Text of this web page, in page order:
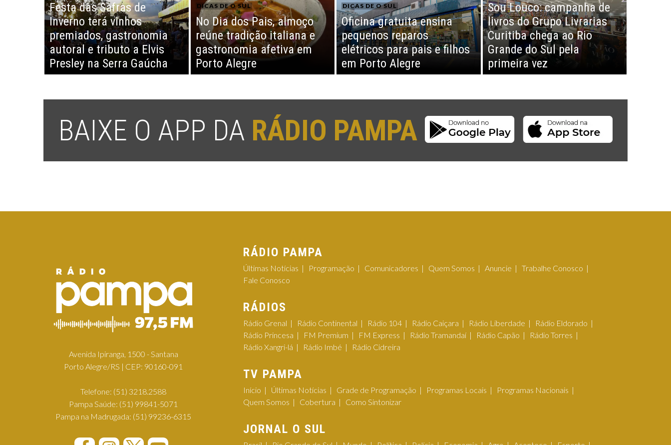
Festa das Safras de
Inverno terá vinhos
premiados, gastronomia
autoral e tributo a Elvis
Presley na Serra Gaúcha
DICAS DE O SUL
No Dia dos Pais, almoço
reúne tradição italiana e
gastronomia afetiva em
Porto Alegre
DICAS DE O SUL
Oficina gratuita ensina
pequenos reparos
elétricos para pais e filhos
em Porto Alegre
Sou Louco: campanha de
livros do Grupo Livrarias
Curitiba chega ao Rio
Grande do Sul pela
primeira vez
BAIXE O APP DA RÁDIO PAMPA
Avenida Ipiranga, 1500 - Santana
Porto Alegre/RS | CEP: 90160-091
Telefone: (51) 3218.2588
Pampa Saúde: (51) 99841-5071
Pampa na Madrugada: (51) 99236-6315
RÁDIO PAMPA
Últimas Notícias Programação Comunicadores Quem Somos Anuncie
Trabalhe Conosco
Fale Conosco
RÁDIOS
Rádio Grenal Rádio Continental Rádio 104 Rádio Caiçara Rádio Liberdade
Rádio Eldorado
Rádio Princesa
FM Premium FM Express Rádio Tramandaí Rádio Capão
Rádio Torres
Rádio Xangri-lá
Rádio Imbé Rádio Cidreira
TV PAMPA
Início Últimas Notícias Grade de Programação Programas Locais
Programas Nacionais
Quem Somos
Cobertura Como Sintonizar
JORNAL O SUL